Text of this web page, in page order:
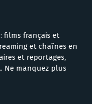
films français et
et chaînes en
et reportages,
Ne manquez plus